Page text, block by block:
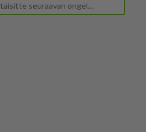
Miten selvittäisitte seuraavan ongelman, meillä on uusioperhe, minulla teini-ikäiset lapset ja puolisolla aikuiset, jotk